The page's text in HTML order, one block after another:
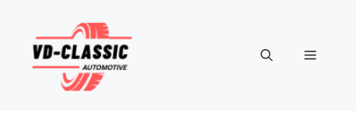
contenu
Menu